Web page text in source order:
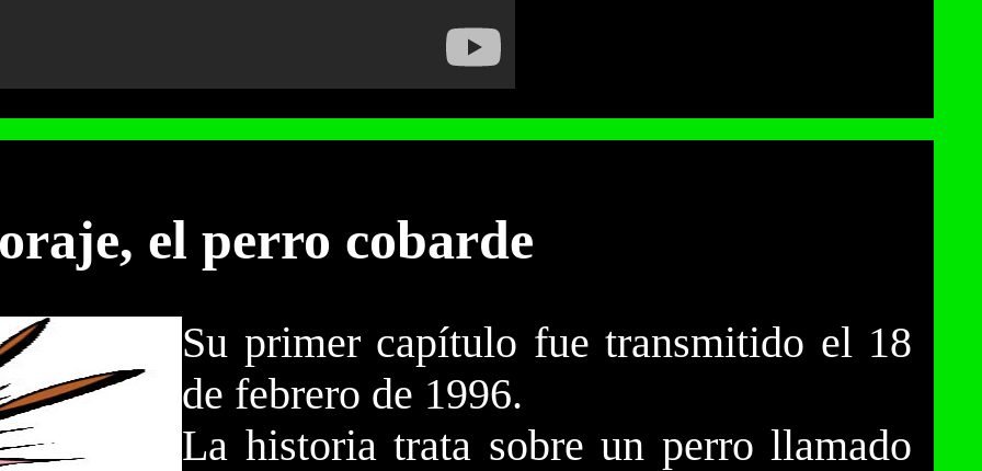
el perro cobarde
Su primer capítulo fue transmitido el 18
de febrero de 1996.
La historia trata sobre un perro llamado